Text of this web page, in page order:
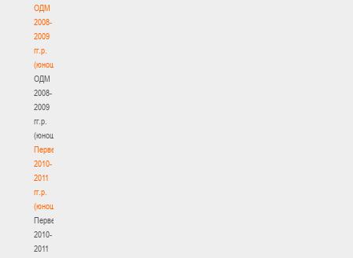
ОДМ
2008-
2009
гг.р.
(юноши)
ОДМ
2008-
2009
гг.р.
(юноши)
Первенство
2010-
2011
гг.р.
(юноши)
Первенство
2010-
2011